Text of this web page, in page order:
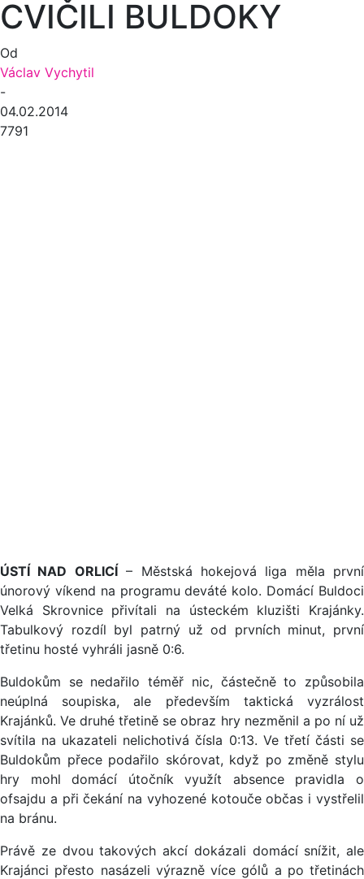
CVIČILI BULDOKY
Od
Václav Vychytil
-
04.02.2014
7791
ÚSTÍ NAD ORLICÍ– Městská hokejová liga měla první
únorový víkend na programu deváté kolo. Domácí Buldoci
Velká Skrovnice přivítali na ústeckém kluzišti Krajánky.
Tabulkový rozdíl byl patrný už od prvních minut, první
třetinu hosté vyhráli jasně 0:6.
Buldokům se nedařilo téměř nic, částečně to způsobila
neúplná soupiska, ale především taktická vyzrálost
Krajánků. Ve druhé třetině se obraz hry nezměnil a po ní už
svítila na ukazateli nelichotivá čísla 0:13. Ve třetí části se
Buldokům přece podařilo skórovat, když po změně stylu
hry mohl domácí útočník využít absence pravidla o
ofsajdu a při čekání na vyhozené kotouče občas i vystřelil
na bránu.
Právě ze dvou takových akcí dokázali domácí snížit, ale
Krajánci přesto nasázeli výrazně více gólů a po třetinách